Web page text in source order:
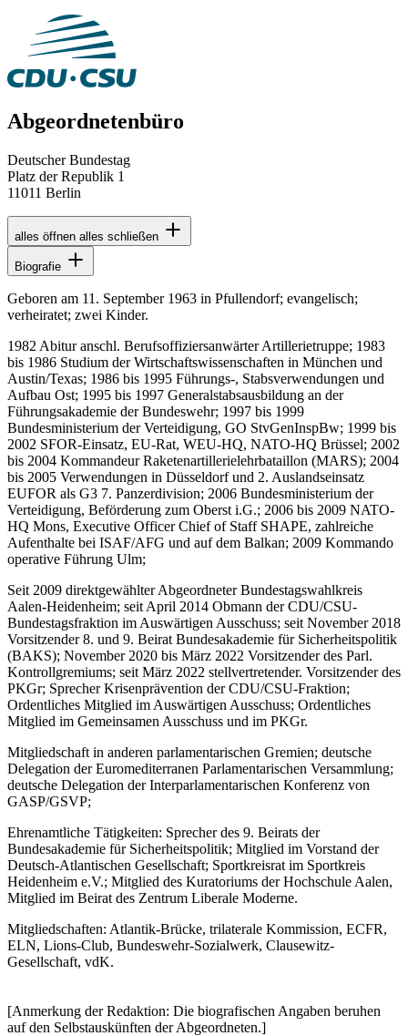
Abgeordnetenbüro
Deutscher Bundestag
Platz der Republik 1
11011 Berlin
alles öffnen alles schließen
Biografie
Geboren am 11. September 1963 in Pfullendorf; evangelisch;
verheiratet; zwei Kinder.
1982 Abitur anschl. Berufsoffiziersanwärter Artillerietruppe; 1983
bis 1986 Studium der Wirtschaftswissenschaften in München und
Austin/Texas; 1986 bis 1995 Führungs-, Stabsverwendungen und
Aufbau Ost; 1995 bis 1997 Generalstabsausbildung an der
Führungsakademie der Bundeswehr; 1997 bis 1999
Bundesministerium der Verteidigung, GO StvGenInspBw; 1999 bis
2002 SFOR-Einsatz, EU-Rat, WEU-HQ, NATO-HQ Brüssel; 2002
bis 2004 Kommandeur Raketenartillerielehrbataillon (MARS); 2004
bis 2005 Verwendungen in Düsseldorf und 2. Auslandseinsatz
EUFOR als G3 7. Panzerdivision; 2006 Bundesministerium der
Verteidigung, Beförderung zum Oberst i.G.; 2006 bis 2009 NATO-
HQ Mons, Executive Officer Chief of Staff SHAPE, zahlreiche
Aufenthalte bei ISAF/AFG und auf dem Balkan; 2009 Kommando
operative Führung Ulm;
Seit 2009 direktgewählter Abgeordneter Bundestagswahlkreis
Aalen-Heidenheim; seit April 2014 Obmann der CDU/CSU-
Bundestagsfraktion im Auswärtigen Ausschuss; seit November 2018
Vorsitzender 8. und 9. Beirat Bundesakademie für Sicherheitspolitik
(BAKS); November 2020 bis März 2022 Vorsitzender des Parl.
Kontrollgremiums; seit März 2022 stellvertretender. Vorsitzender des
PKGr; Sprecher Krisenprävention der CDU/CSU-Fraktion;
Ordentliches Mitglied im Auswärtigen Ausschuss; Ordentliches
Mitglied im Gemeinsamen Ausschuss und im PKGr.
Mitgliedschaft in anderen parlamentarischen Gremien; deutsche
Delegation der Euromediterranen Parlamentarischen Versammlung;
deutsche Delegation der Interparlamentarischen Konferenz von
GASP/GSVP;
Ehrenamtliche Tätigkeiten: Sprecher des 9. Beirats der
Bundesakademie für Sicherheitspolitik; Mitglied im Vorstand der
Deutsch-Atlantischen Gesellschaft; Sportkreisrat im Sportkreis
Heidenheim e.V.; Mitglied des Kuratoriums der Hochschule Aalen,
Mitglied im Beirat des Zentrum Liberale Moderne.
Mitgliedschaften: Atlantik-Brücke, trilaterale Kommission, ECFR,
ELN, Lions-Club, Bundeswehr-Sozialwerk, Clausewitz-
Gesellschaft, vdK.
[Anmerkung der Redaktion: Die biografischen Angaben beruhen
auf den Selbstauskünften der Abgeordneten.]